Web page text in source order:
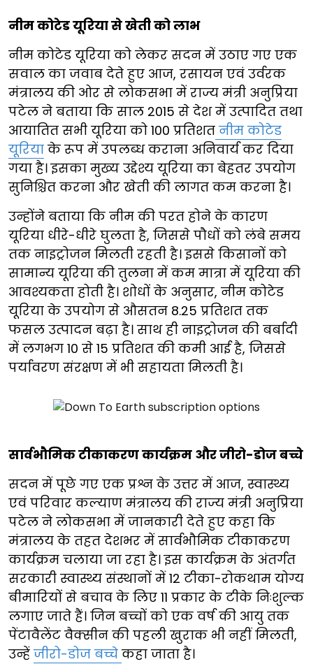
नीम कोटेड यूरिया से खेती को लाभ
नीम कोटेड यूरिया को लेकर सदन में उठाए गए एक
सवाल का जवाब देते हुए आज, रसायन एवं उर्वरक
मंत्रालय की ओर से लोकसभा में राज्य मंत्री अनुप्रिया
पटेल ने बताया कि साल 2015 से देश में उत्पादित तथा
आयातित सभी यूरिया को 100 प्रतिशत नीम कोटेड
यूरिया के रूप में उपलब्ध कराना अनिवार्य कर दिया
गया है। इसका मुख्य उद्देश्य यूरिया का बेहतर उपयोग
सुनिश्चित करना और खेती की लागत कम करना है।
उन्होंने बताया कि नीम की परत होने के कारण
यूरिया धीरे-धीरे घुलता है, जिससे पौधों को लंबे समय
तक नाइट्रोजन मिलती रहती है। इससे किसानों को
सामान्य यूरिया की तुलना में कम मात्रा में यूरिया की
आवश्यकता होती है। शोधों के अनुसार, नीम कोटेड
यूरिया के उपयोग से औसतन 8.25 प्रतिशत तक
फसल उत्पादन बढ़ा है। साथ ही नाइट्रोजन की बर्बादी
में लगभग 10 से 15 प्रतिशत की कमी आई है, जिससे
पर्यावरण संरक्षण में भी सहायता मिलती है।
सार्वभौमिक टीकाकरण कार्यक्रम और जीरो-डोज बच्चे
सदन में पूछे गए एक प्रश्न के उत्तर में आज, स्वास्थ्य
एवं परिवार कल्याण मंत्रालय की राज्य मंत्री अनुप्रिया
पटेल ने लोकसभा में जानकारी देते हुए कहा कि
मंत्रालय के तहत देशभर में सार्वभौमिक टीकाकरण
कार्यक्रम चलाया जा रहा है। इस कार्यक्रम के अंतर्गत
सरकारी स्वास्थ्य संस्थानों में 12 टीका-रोकथाम योग्य
बीमारियों से बचाव के लिए 11 प्रकार के टीके निःशुल्क
लगाए जाते हैं। जिन बच्चों को एक वर्ष की आयु तक
पेंटावैलेंट वैक्सीन की पहली खुराक भी नहीं मिलती,
उन्हें जीरो-डोज बच्चे कहा जाता है।